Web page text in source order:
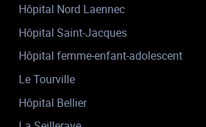
Hôpital Nord Laennec
Hôpital Saint-Jacques
Hôpital femme-enfant-adolescent
Le Tourville
Hôpital Bellier